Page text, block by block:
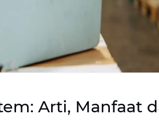
Arti, Manfaat